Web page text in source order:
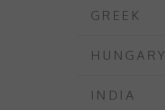
GREEK
HUNGARY
INDIA